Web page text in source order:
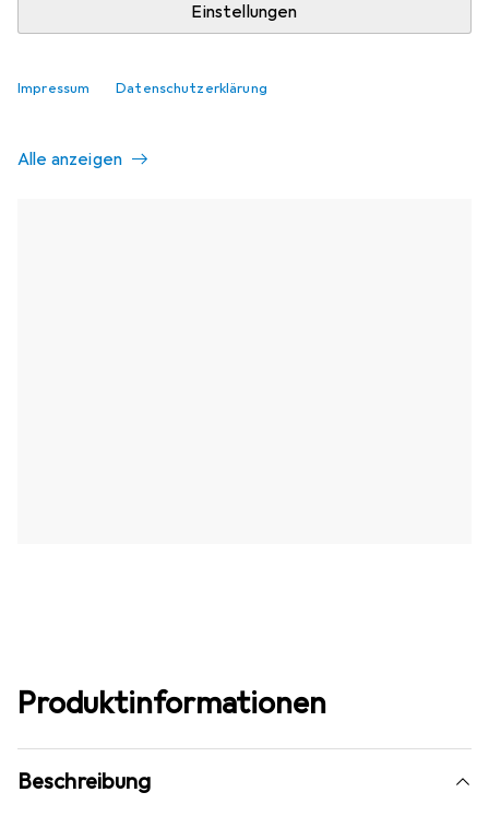
Einstellungen
Impressum Datenschutzerklärung
Ähnliche Produkte mit besserer
Alle anzeigen
Produktinformationen
Beschreibung